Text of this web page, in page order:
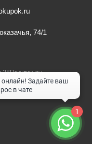
74/1
38Покупок.ру
1